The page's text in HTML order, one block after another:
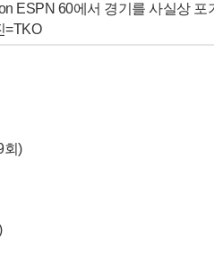
ESPN 60에서 경기를 사실상 포
=TKO
회)